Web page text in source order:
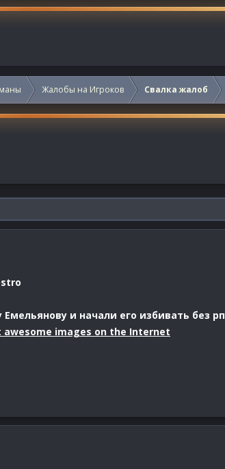
Жалобы на Игроков Свалка жалоб
и начали его избивать без
awesome images on the Internet